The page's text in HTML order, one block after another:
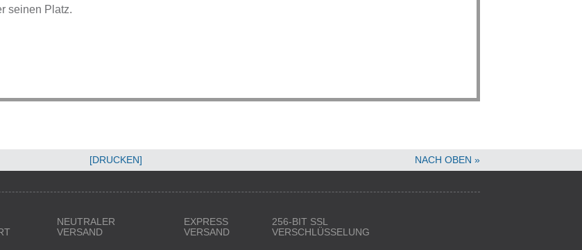
seinen Platz.
[DRUCKEN] NACH OBEN »
NEUTRALER
VERSAND
EXPRESS
VERSAND
256-BIT SSL
VERSCHLÜSSELUNG